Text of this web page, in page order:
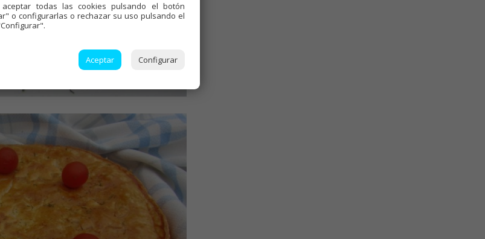
aceptar todas las cookies pulsando el botón
o configurarlas o rechazar su uso pulsando el
Aceptar Configurar